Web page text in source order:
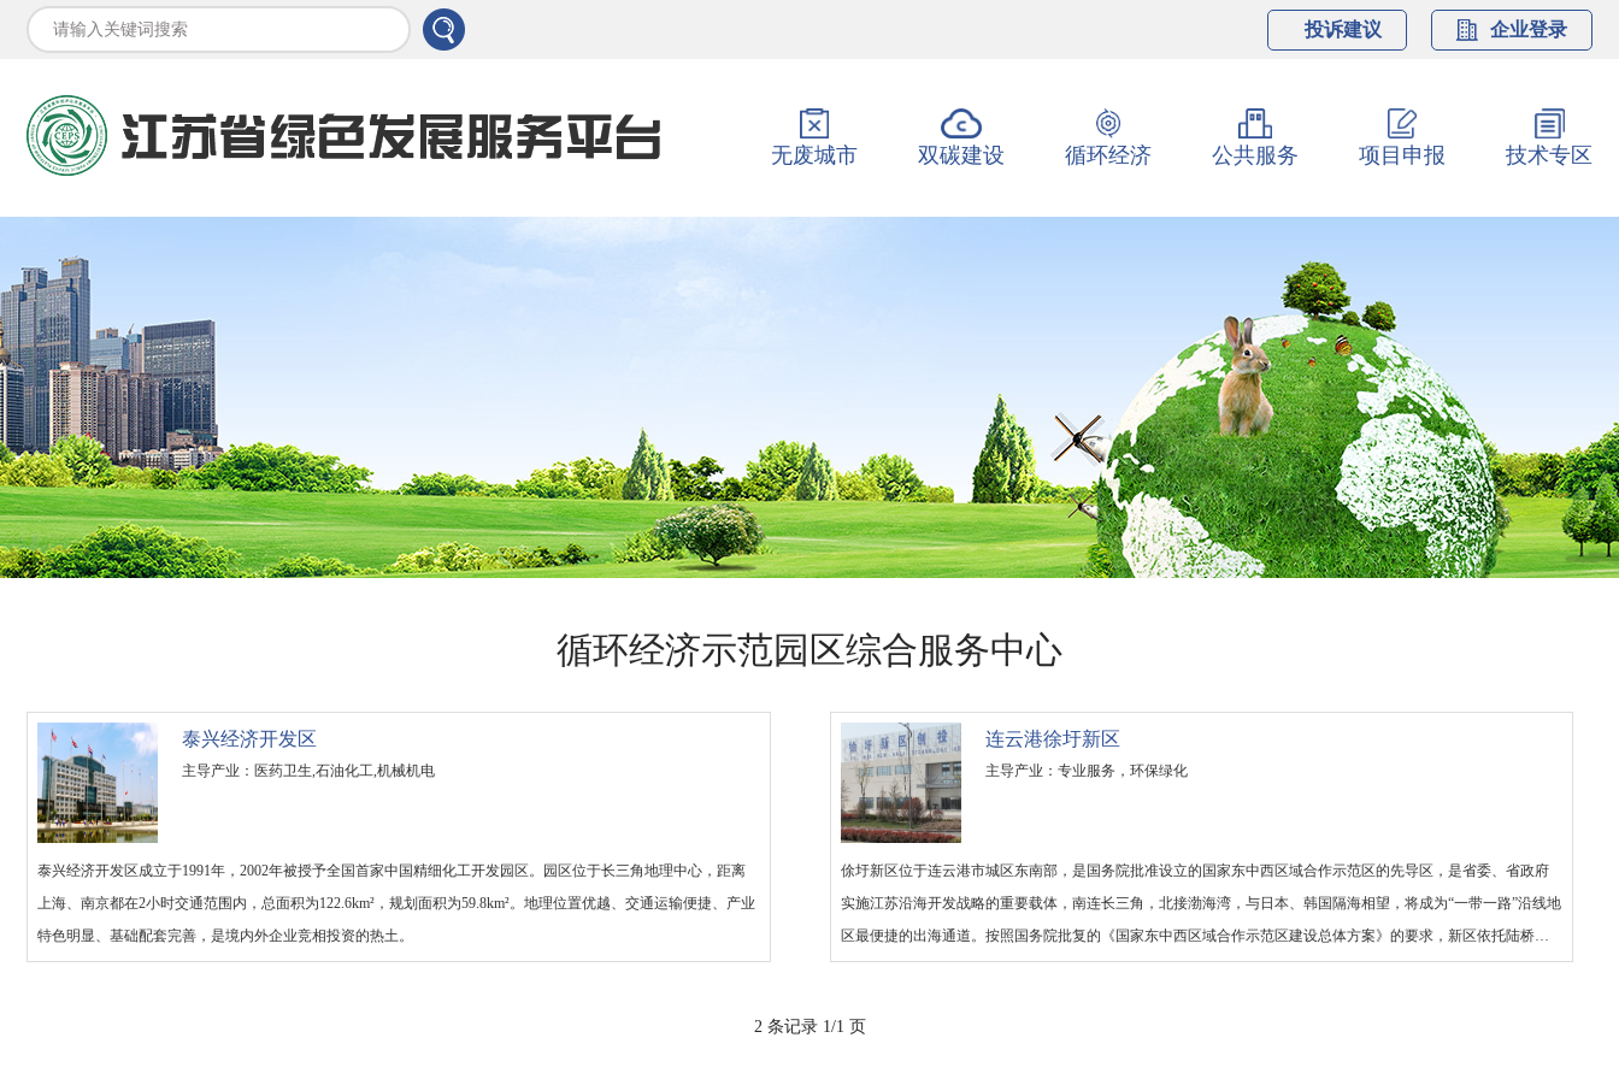
投诉建议 企业登录
无废城市 双碳建设 循环经济 公共服务 项目申报 技术专区
循环经济示范园区综合服务中心
泰兴经济开发区
主导产业：医药卫生,石油化工,机械机电
泰兴经济开发区成立于1991年，2002年被授予全国首家中国精细化工开发园区。园区位于长三角地理中心，距离
上海、南京都在2小时交通范围内，总面积为122.6km²，规划面积为59.8km²。地理位置优越、交通运输便捷、产业
特色明显、基础配套完善，是境内外企业竞相投资的热土。
连云港徐圩新区
主导产业：专业服务，环保绿化
俆圩新区位于连云港市城区东南部，是国务院批准设立的国家东中西区域合作示范区的先导区，是省委、省政府
实施江苏沿海开发战略的重要载体，南连长三角，北接渤海湾，与日本、韩国隔海相望，将成为“一带一路”沿线地
区最便捷的出海通道。按照国务院批复的《国家东中西区域合作示范区建设总体方案》的要求，新区依托陆桥经
展的生态文明示范
2 条记录 1/1 页